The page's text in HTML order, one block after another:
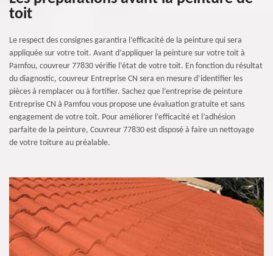
toit
Le respect des consignes garantira l’efficacité de la peinture qui sera
appliquée sur votre toit. Avant d’appliquer la peinture sur votre toit à
Pamfou, couvreur 77830 vérifie l’état de votre toit. En fonction du résultat
du diagnostic, couvreur Entreprise CN sera en mesure d’identifier les
pièces à remplacer ou à fortifier. Sachez que l’entreprise de peinture
Entreprise CN à Pamfou vous propose une évaluation gratuite et sans
engagement de votre toit. Pour améliorer l’efficacité et l’adhésion
parfaite de la peinture, Couvreur 77830 est disposé à faire un nettoyage
de votre toiture au préalable.